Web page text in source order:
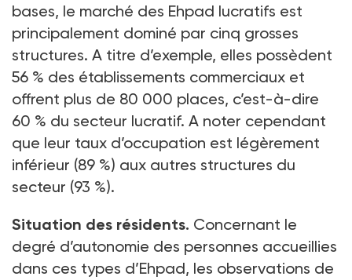
bases, le marché des Ehpad lucratifs est
principalement dominé par cinq grosses
structures. A titre d’exemple, elles possèdent
56 % des établissements commerciaux et
offrent plus de 80 000 places, c’est-à-dire
60 % du secteur lucratif. A noter cependant
que leur taux d’occupation est légèrement
inférieur (89 %) aux autres structures du
secteur (93 %).
Situation des résidents. Concernant le
degré d’autonomie des personnes accueillies
dans ces types d’Ehpad, les observations de